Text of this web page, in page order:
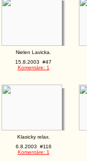
Nielen Lavicka.
15.8.2003 #47
Komentáre: 1
Klasicky relax.
6.8.2003 #116
Komentáre: 1